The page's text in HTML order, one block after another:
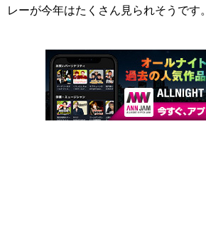
レーが今年はたくさん見られそうです。